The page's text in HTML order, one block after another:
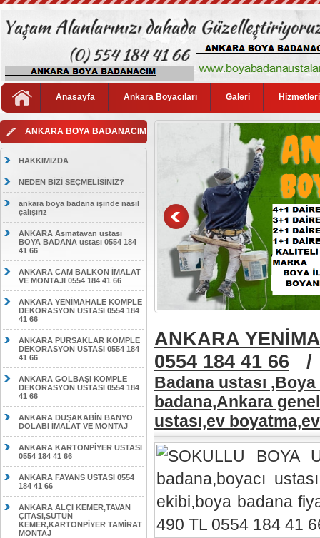
Anasayfa Ankara Boyacıları Galeri
ANKARA BOYA BADANACIM
HAKKIMIZDA
NEDEN BİZİ SEÇMELİSİNİZ?
ankara boya badana işinde nasıl
çalışırız
ANKARA Asmatavan ustası
BOYA BADANA ustası 0554 184
41 66
ANKARA CAM BALKON İMALAT
VE MONTAJI 0554 184 41 66
ANKARA YENİMAHALE KOMPLE
DEKORASYON USTASI 0554 184
41 66
ANKARA PURSAKLAR KOMPLE
DEKORASYON USTASI 0554 184
41 66
ANKARA GÖLBAŞI KOMPLE
DEKORASYON USTASI 0554 184
41 66
ANKARA DUŞAKABİN BANYO
DOLABI İMALAT VE MONTAJ
ANKARA KARTONPİYER USTASI
0554 184 41 66
ANKARA FAYANS USTASI 0554
184 41 66
ANKARA ALÇI KEMER,TAVAN
ÇITASI,SÜTUN
KEMER,KARTONPİYER TAMİRAT
MONTAJ
ANKARA
0554 184 41 66
Badana ustası
badana,Ankara
ustası,ev